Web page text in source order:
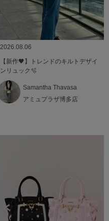
2026.08.06
【新作🖤】トレンドのキルトデザイ
ンリュック🫧
Samantha Thavasa
アミュプラザ博多店